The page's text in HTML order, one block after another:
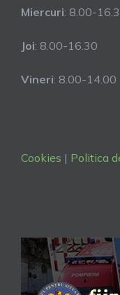
Miercuri: 8.00-
Joi: 8.00-16.30
Vineri: 8.00-14.00
Cookies | Politica